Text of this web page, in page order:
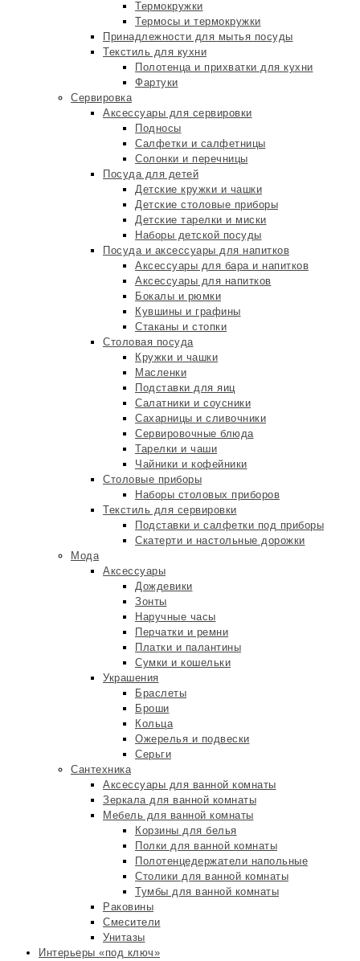
Термокружки
Термосы и термокружки
Принадлежности для мытья посуды
Текстиль для кухни
Полотенца и прихватки для кухни
Фартуки
Сервировка
Аксессуары для сервировки
Подносы
Салфетки и салфетницы
Солонки и перечницы
Посуда для детей
Детские кружки и чашки
Детские столовые приборы
Детские тарелки и миски
Наборы детской посуды
Посуда и аксессуары для напитков
Аксессуары для бара и напитков
Аксессуары для напитков
Бокалы и рюмки
Кувшины и графины
Стаканы и стопки
Столовая посуда
Кружки и чашки
Масленки
Подставки для яиц
Салатники и соусники
Сахарницы и сливочники
Сервировочные блюда
Тарелки и чаши
Чайники и кофейники
Столовые приборы
Наборы столовых приборов
Текстиль для сервировки
Подставки и салфетки под приборы
Скатерти и настольные дорожки
Мода
Аксессуары
Дождевики
Зонты
Наручные часы
Перчатки и ремни
Платки и палантины
Сумки и кошельки
Украшения
Браслеты
Броши
Кольца
Ожерелья и подвески
Серьги
Сантехника
Аксессуары для ванной комнаты
Зеркала для ванной комнаты
Мебель для ванной комнаты
Корзины для белья
Полки для ванной комнаты
Полотенцедержатели напольные
Столики для ванной комнаты
Тумбы для ванной комнаты
Раковины
Смесители
Унитазы
Интерьеры «под ключ»